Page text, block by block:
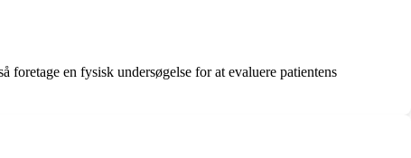
en fysisk undersøgelse for at evaluere patientens